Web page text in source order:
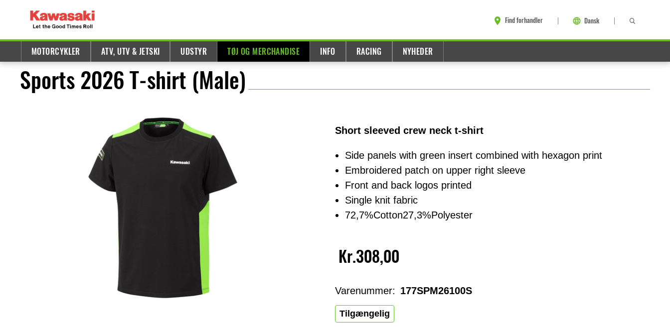
Find forhandler Dansk
MOTORCYKLER ATV, UTV & JETSKI UDSTYR TØJ OG MERCHANDISE INFO RACING NYHEDER
Sports 2026 T-shirt (Male)
Short sleeved crew neck t-shirt
Side panels with green insert combined with hexagon print
Embroidered patch on upper right sleeve
Front and back logos printed
Single knit fabric
72,7%Cotton27,3%Polyester
Kr.308,00
Tilgængelig
Varenummer: 177SPM26100S